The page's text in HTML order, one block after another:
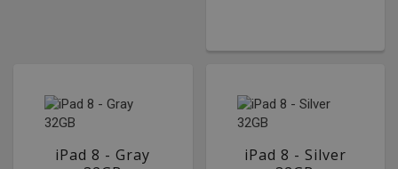
iPad 8 - Gray
iPad 8 - Silver